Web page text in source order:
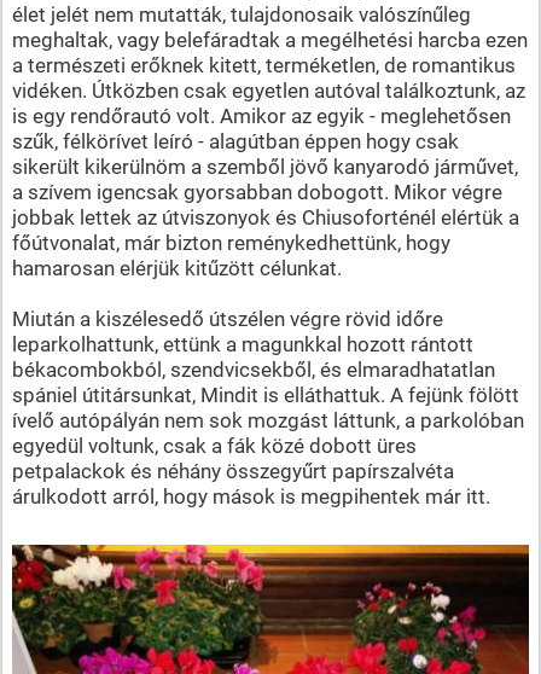
élet jelét nem mutatták, tulajdonosaik valószínűleg
meghaltak, vagy belefáradtak a megélhetési harcba ezen
a természeti erőknek kitett, terméketlen, de romantikus
vidéken. Útközben csak egyetlen autóval találkoztunk, az
is egy rendőrautó volt. Amikor az egyik - meglehetősen
szűk, félkörívet leíró - alagútban éppen hogy csak
sikerült kikerülnöm a szemből jövő kanyarodó járművet,
a szívem igencsak gyorsabban dobogott. Mikor végre
jobbak lettek az útviszonyok és Chiusoforténél elértük a
főútvonalat, már bizton reménykedhettünk, hogy
hamarosan elérjük kitűzött célunkat.
Miután a kiszélesedő útszélen végre rövid időre
leparkolhattunk, ettünk a magunkkal hozott rántott
békacombokból, szendvicsekből, és elmaradhatatlan
spániel útitársunkat, Mindit is elláthattuk. A fejünk fölött
ívelő autópályán nem sok mozgást láttunk, a parkolóban
egyedül voltunk, csak a fák közé dobott üres
petpalackok és néhány összegyűrt papírszalvéta
árulkodott arról, hogy mások is megpihentek már itt.